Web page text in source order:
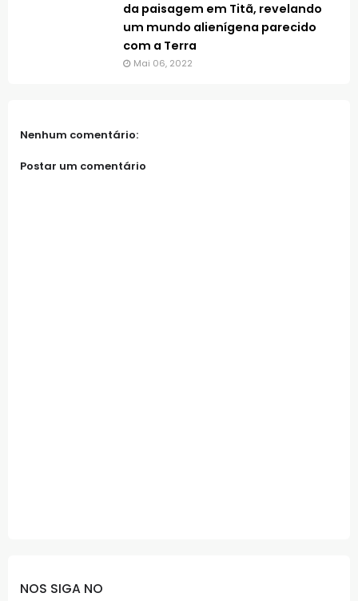
da paisagem em Titã, revelando
um mundo alienígena parecido
com a Terra
Mai 06, 2022
Nenhum comentário:
Postar um comentário
NOS SIGA NO